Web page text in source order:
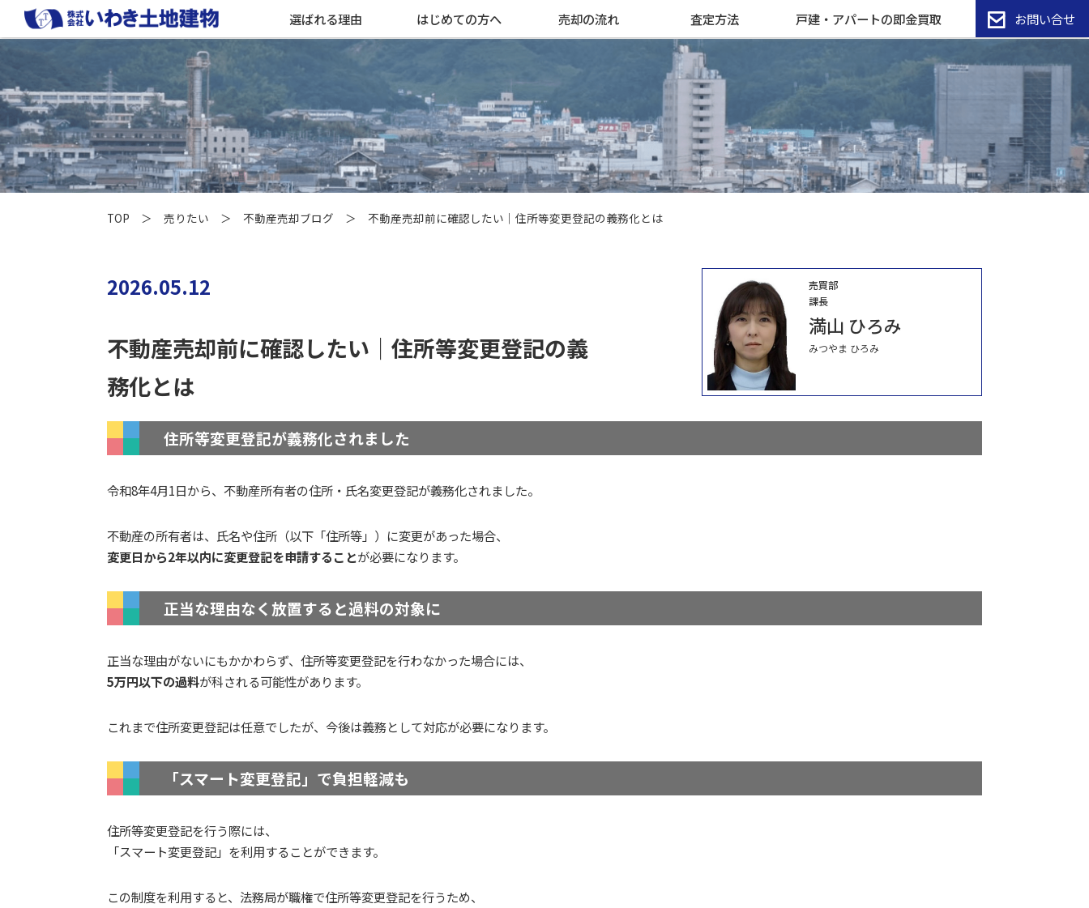
選ばれる理由 はじめての方へ 売却の流れ 査定方法 戸建・アパートの即金買取 お問い合せ
TOP ＞ 売りたい ＞ 不動産売却ブログ ＞ 不動産売却前に確認したい｜住所等変更登記の義務化とは
2026.05.12
不動産売却前に確認したい｜住所等変更登記の義
務化とは
売買部
課長
満山 ひろみ
みつやま ひろみ
住所等変更登記が義務化されました
令和8年4月1日から、不動産所有者の住所・氏名変更登記が義務化されました。
不動産の所有者は、氏名や住所（以下「住所等」）に変更があった場合、
変更日から2年以内に変更登記を申請することが必要になります。
正当な理由なく放置すると過料の対象に
正当な理由がないにもかかわらず、住所等変更登記を行わなかった場合には、
5万円以下の過料が科される可能性があります。
これまで住所変更登記は任意でしたが、今後は義務として対応が必要になります。
「スマート変更登記」で負担軽減も
住所等変更登記を行う際には、
「スマート変更登記」を利用することができます。
この制度を利用すると、法務局が職権で住所等変更登記を行うため、